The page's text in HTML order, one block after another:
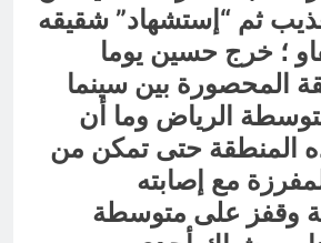
ثم “إستشهاد” شقيقه
؛ خرج حسين يوما
المحصورة بين سينما
الرياض وما أن
المنطقة حتى تمكن من
مع إصابته
وقفز على متوسطة